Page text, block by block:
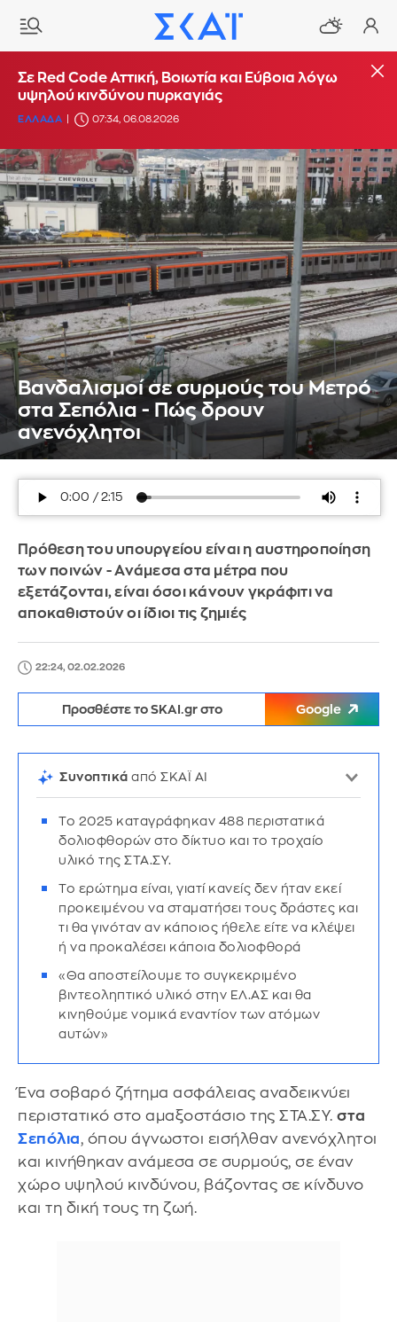
Σε Red Code Αττική, Βοιωτία και Εύβοια λόγω
υψηλού κινδύνου πυρκαγιάς
ΕΛΛΑΔΑ 07:34, 06.08.2026
Βανδαλισμοί σε συρμούς του Μετρό
στα Σεπόλια - Πώς δρουν
ανενόχλητοι
Πρόθεση του υπουργείου είναι η αυστηροποίηση
των ποινών - Ανάμεσα στα μέτρα που
εξετάζονται, είναι όσοι κάνουν γκράφιτι να
αποκαθιστούν οι ίδιοι τις ζημιές
22:24, 02.02.2026
Προσθέστε το SKAI.gr στο Google
Συνοπτικά από ΣΚΑΪ AI
Το 2025 καταγράφηκαν 488 περιστατικά
δολιοφθορών στο δίκτυο και το τροχαίο
υλικό της ΣΤΑ.ΣΥ.
Το ερώτημα είναι, γιατί κανείς δεν ήταν εκεί
προκειμένου να σταματήσει τους δράστες και
τι θα γινόταν αν κάποιος ήθελε είτε να κλέψει
ή να προκαλέσει κάποια δολιοφθορά
«Θα αποστείλουμε το συγκεκριμένο
βιντεοληπτικό υλικό στην ΕΛ.ΑΣ και θα
κινηθούμε νομικά εναντίον των ατόμων
αυτών»
Ένα σοβαρό ζήτημα ασφάλειας αναδεικνύει
περιστατικό στο αμαξοστάσιο της ΣΤΑ.ΣΥ. στα
Σεπόλια, όπου άγνωστοι εισήλθαν ανενόχλητοι
και κινήθηκαν ανάμεσα σε συρμούς, σε έναν
χώρο υψηλού κινδύνου, βάζοντας σε κίνδυνο
και τη δική τους τη ζωή.